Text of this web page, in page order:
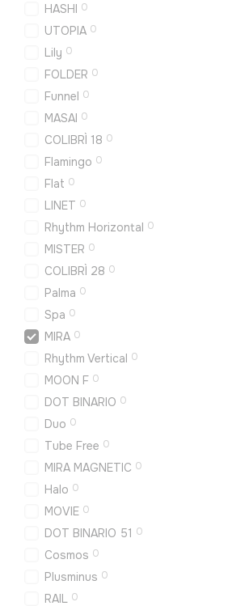
HASHI 0
UTOPIA 0
Lily 0
FOLDER 0
Funnel 0
MASAI 0
COLIBRÌ 18 0
Flamingo 0
Flat 0
LINET 0
Rhythm Horizontal 0
MISTER 0
COLIBRÌ 28 0
Palma 0
Spa 0
MIRA 0
Rhythm Vertical 0
MOON F 0
DOT BINARIO 0
Duo 0
Tube Free 0
MIRA MAGNETIC 0
Halo 0
MOVIE 0
DOT BINARIO 51 0
Cosmos 0
Plusminus 0
RAIL 0